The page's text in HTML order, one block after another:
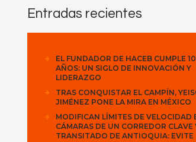
Entradas recientes
EL FUNDADOR DE HACEB CUMPLE
AÑOS: UN SIGLO DE INNOVACIÓN Y
LIDERAZGO
TRAS CONQUISTAR EL CAMPÍN,
JIMÉNEZ PONE LA MIRA EN MÉXICO
MODIFICAN LÍMITES DE VELOCIDAD
CÁMARAS DE UN CORREDOR CLAVE
TRANSITADO DE ANTIOQUIA: EVITE